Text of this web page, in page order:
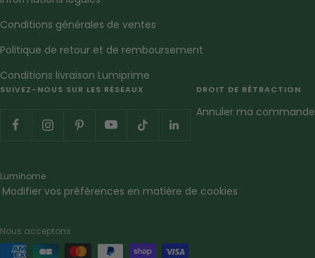
Conditions générales de ventes
Politique de retour et de remboursement
Conditions livraison Lumiprime
SUIVEZ-NOUS SUR LES RÉSEAUX DROIT DE RÉTRACTION
Annuler ma commande
Lumihome
Modifier vos préférences en matière de cookies
Nous acceptons